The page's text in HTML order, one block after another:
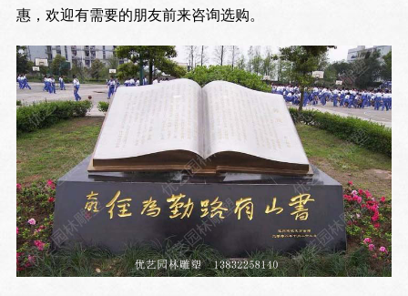
惠，欢迎有需要的朋友前来咨询选购。